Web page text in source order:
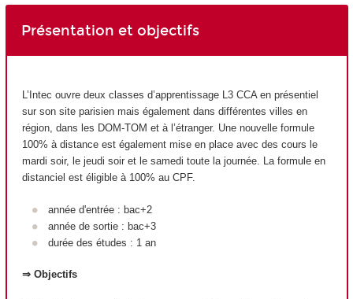
Présentation et objectifs
L’Intec ouvre deux classes d’apprentissage L3 CCA en présentiel
sur son site parisien mais également dans différentes villes en
région, dans les DOM-TOM et à l’étranger. Une nouvelle formule
100% à distance est également mise en place avec des cours le
mardi soir, le jeudi soir et le samedi toute la journée. La formule en
distanciel est éligible à 100% au CPF.
année d'entrée : bac+2
année de sortie : bac+3
durée des études : 1 an
⇒ Objectifs